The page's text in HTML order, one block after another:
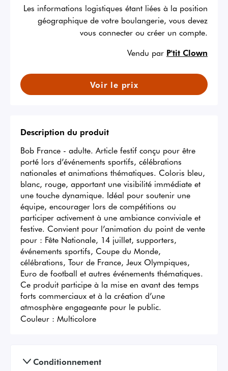
Les informations logistiques étant liées à la position
géographique de votre boulangerie, vous devez
vous connecter ou créer un compte.
Vendu par P'tit Clown
Voir le prix
Description du produit
Bob France - adulte. Article festif conçu pour être
porté lors d’événements sportifs, célébrations
nationales et animations thématiques. Coloris bleu,
blanc, rouge, apportant une visibilité immédiate et
une touche dynamique. Idéal pour soutenir une
équipe, encourager lors de compétitions ou
participer activement à une ambiance conviviale et
festive. Convient pour l’animation du point de vente
pour : Fête Nationale, 14 juillet, supporters,
événements sportifs, Coupe du Monde,
célébrations, Tour de France, Jeux Olympiques,
Euro de football et autres événements thématiques.
Ce produit participe à la mise en avant des temps
forts commerciaux et à la création d’une
atmosphère engageante pour le public.
Couleur : Multicolore
Conditionnement